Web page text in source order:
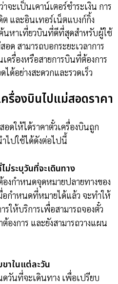
จะเป็นเคาน์เตอร์ชำระเงิน การ
ต และอินเทอร์เน็ตแบงก์กิ้ง
นหาเที่ยวบินที่ดีที่สุดสำหรับผู้ใช้
ด สามารถบอกระยะเวลาการ
ครื่องหรือสายการบินที่ต้องการ
ด้อย่างสะดวกและรวดเร็ว
รื่องบินไปแม่สอดราคา
ดให้ได้ราคาตั๋วเครื่องบินถูก
ไปใช้ได้ดังต่อไปนี้
ม่ระบุวันที่จะเดินทาง
งกำหนดจุดหมายปลายทางของ
กำหนดที่หมายได้แล้ว จะทำให้
ให้บริการเพื่อสามารถจองตั๋ว
องการ และยังสามารถวางแผน
าในแต่ละวัน
วันที่จะเดินทาง เพื่อเปรียบ